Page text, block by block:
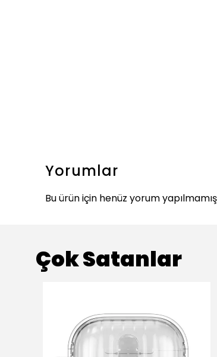
Yorumlar
Bu ürün için henüz yorum
Çok Satanlar